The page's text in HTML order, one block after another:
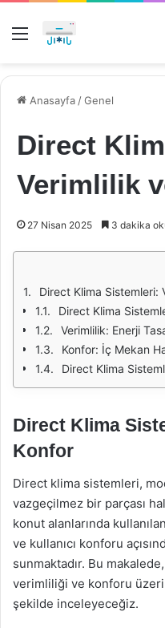
Menü
Anasayfa /Genel
Direct
Verimlilik
27 Nisan 2025 3 dakika
Direct Klima Sistemleri:
Direct Klima
Verimlilik: Enerji
Konfor: İç Mekan
Direct Klima
Direct Klima
Konfor
Direct klima sistemleri,
vazgeçilmez bir parçası
konut alanlarında
ve kullanıcı konforu
sunmaktadır. Bu
verimliliği ve konforu
şekilde inceleyeceğiz.